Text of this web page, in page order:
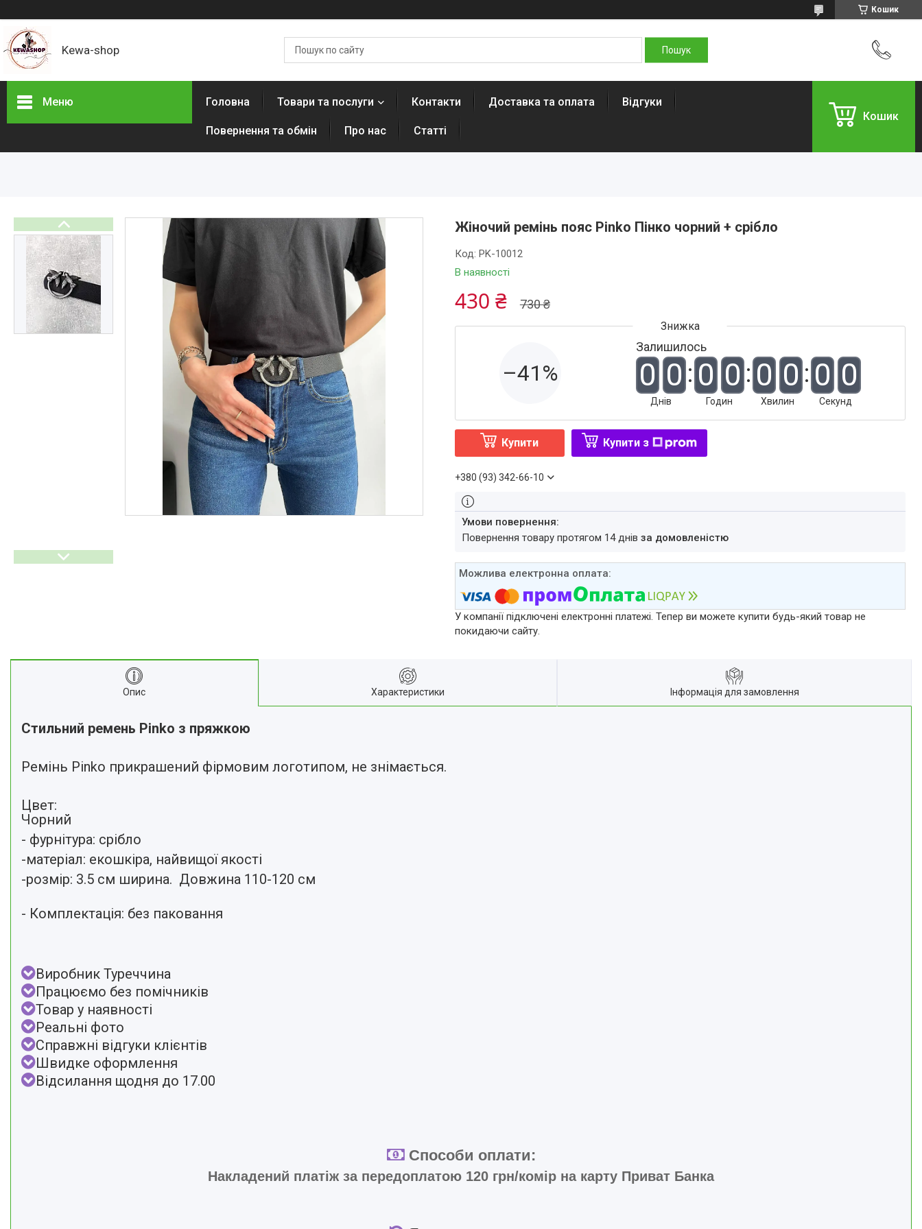
Кошик
Kewa-shop
Меню
Статті
Головна Товари та послуги Контакти Доставка та оплата Відгуки
Повернення та обмін Про нас Статті
Кошик
Жіночий ремінь пояс Pinko Пінко чорний + срібло
В наявності
Код: PK-10012
730 ₴
430 ₴
–41%
Залишилось
0 0
Днів
0 0
Годин
0 0
Хвилин
0 0
Секунд
Купити Купити з
+380 (93) 342-66-10
повернення товару протягом 14 днів за домовленістю
У компанії підключені електронні платежі. Тепер ви можете купити будь-який товар не
покидаючи сайту.
Опис Характеристики Інформація для замовлення
Стильний ремень Pinko з пряжкою
Ремінь Pinko прикрашений фірмовим логотипом, не знімається.
Цвет:
Чорний
- фурнітура: срібло
-матеріал: екошкіра, найвищої якості
-розмір: 3.5 см ширина. Довжина 110-120 см
- Комплектація: без паковання
Виробник Туреччина
Працюємо без помічників
Товар у наявності
Реальні фото
Справжні відгуки клієнтів
Швидке оформлення
Відсилання щодня до 17.00
Способи оплати:
Накладений платіж за передоплатою 120 грн/комір на карту Приват Банка